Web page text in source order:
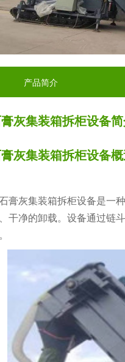
产品简介
灰集装箱拆柜设备简
灰集装箱拆柜设备
膏灰集装箱拆柜设备是一
干净的卸载。设备通过链